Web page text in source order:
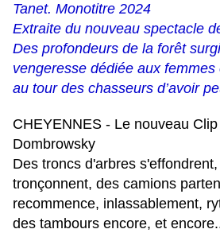
Tanet. Monotitre 2024
Extraite du nouveau spectacle
Des profondeurs de la forêt
vengeresse dédiée aux femmes
au tour des chasseurs d’avoir
CHEYENNES - Le nouveau Clip
Dombrowsky
Des troncs d'arbres
tronçonnent, des camions
recommence, inlassablement,
des tambours encore, et